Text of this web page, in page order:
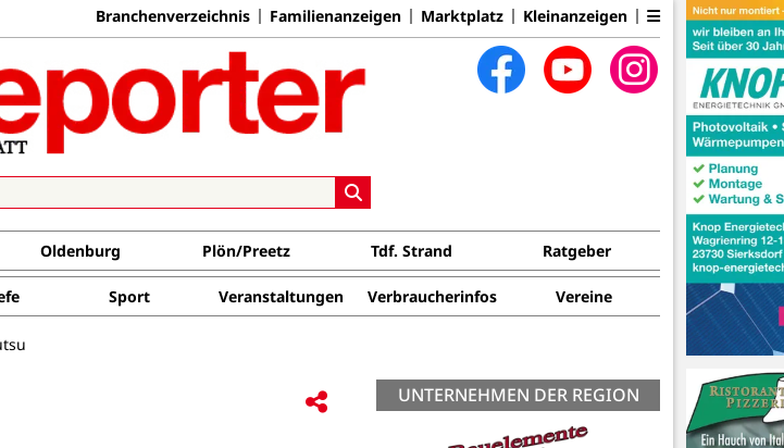
Branchenverzeichnis Familienanzeigen Marktplatz Kleinanzeigen
Oldenburg Plön/Preetz Tdf. Strand Ratgeber
Sport Veranstaltungen Verbraucherinfos Vereine
UNTERNEHMEN DER REGION